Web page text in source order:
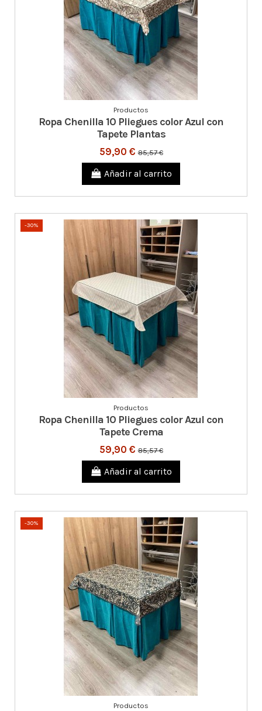
Productos
Ropa Chenilla 10 Pliegues color Azul con
Tapete Plantas
59,90 €85,57 €
Añadir al carrito
-30%
Productos
Ropa Chenilla 10 Pliegues color Azul con
Tapete Crema
59,90 €85,57 €
Añadir al carrito
-30%
Productos